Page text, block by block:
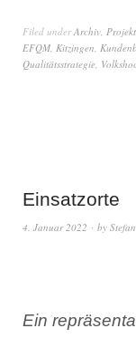
Filed underArchiv,
EFQM, Kitzingen,
Qualitätsstrategie,
Einsatzorte
4. Januar 2022 by
Ein